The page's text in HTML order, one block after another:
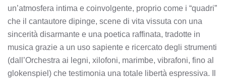
un’atmosfera intima e coinvolgente, proprio come i “quadri”
che il cantautore dipinge, scene di vita vissuta con una
sincerità disarmante e una poetica raffinata, tradotte in
musica grazie a un uso sapiente e ricercato degli strumenti
(dall’Orchestra ai legni, xilofoni, marimbe, vibrafoni, fino al
glokenspiel) che testimonia una totale libertà espressiva. Il